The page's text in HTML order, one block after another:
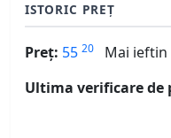
ISTORIC PREȚ
Preț: 55 20
Mai ieftin
Ultima verificare de